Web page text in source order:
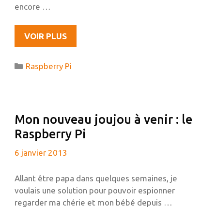
encore …
VOIR PLUSRASPBERRY
PI
VOS
Catégories
Raspberry Pi
Mon nouveau joujou à venir : le
Raspberry Pi
6 janvier 2013
Allant être papa dans quelques semaines, je
voulais une solution pour pouvoir espionner
regarder ma chérie et mon bébé depuis …